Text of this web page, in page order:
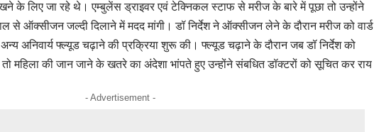
के लिए जा रहे थे। एम्बुलेंस ड्राइवर एवं टेक्निकल स्टाफ से मरीज के बारे में पूछा तो उन्होंने
से ऑक्सीजन जल्दी दिलाने में मदद मांगी। डॉ निर्देश ने ऑक्सीजन लेने के दौरान मरीज को वार्ड
अनिवार्य फ्ल्यूड चढ़ाने की प्रक्रिया शुरू की। फ्ल्यूड चढ़ाने के दौरान जब डॉ निर्देश को
तो महिला की जान जाने के खतरे का अंदेशा भांपते हुए उन्होंने संबधित डॉक्टरों को सूचित कर राय
- Advertisement -